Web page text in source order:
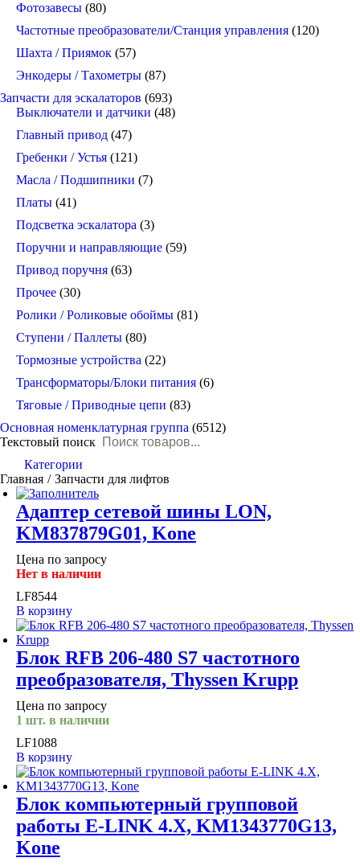
Фотозавесы (80)
Частотные преобразователи/Станция управления (120)
Шахта / Приямок (57)
Энкодеры / Тахометры (87)
Запчасти для эскалаторов (693)
Выключатели и датчики (48)
Главный привод (47)
Гребенки / Устья (121)
Масла / Подшипники (7)
Платы (41)
Подсветка эскалатора (3)
Поручни и направляющие (59)
Привод поручня (63)
Прочее (30)
Ролики / Роликовые обоймы (81)
Ступени / Паллеты (80)
Тормозные устройства (22)
Трансформаторы/Блоки питания (6)
Тяговые / Приводные цепи (83)
Основная номенклатурная группа (6512)
Текстовый поиск
Категории
You are here:
Главная Запчасти для лифтов
Адаптер сетевой шины LON,
KM837879G01, Kone
Цена по запросу
Нет в наличии
LF8544
В корзину
Блок RFB 206-480 S7 частотного
преобразователя, Thyssen Krupp
Цена по запросу
1 шт. в наличии
LF1088
В корзину
Блок компьютерный групповой
работы E-LINK 4.X, KM1343770G13,
Kone